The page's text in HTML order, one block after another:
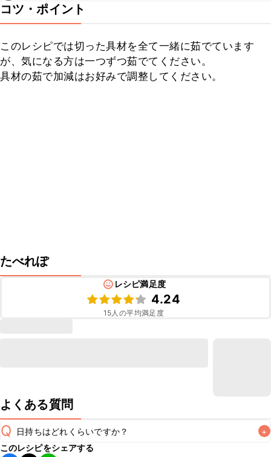
コツ・ポイント
このレシピでは切った具材を全て一緒に茹でています
が、気になる方は一つずつ茹でてください。
具材の茹で加減はお好みで調整してください。
たべれぽ
レシピ満足度
4.24
15人の平均満足度
よくある質問
Q 日持ちはどれくらいですか？ +
このレシピをシェアする